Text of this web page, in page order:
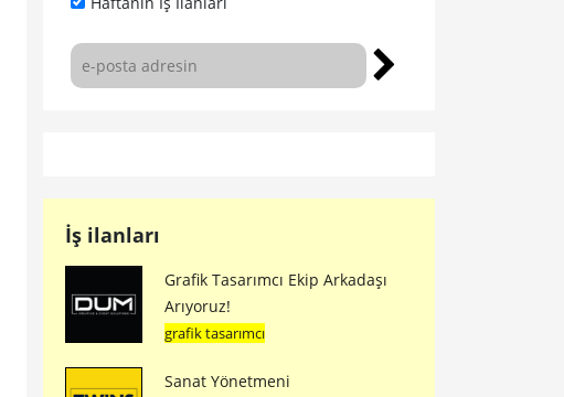
İş ilanları
Grafik Tasarımcı Ekip Arkadaşı
Arıyoruz!
grafik tasarımcı
Sanat Yönetmeni